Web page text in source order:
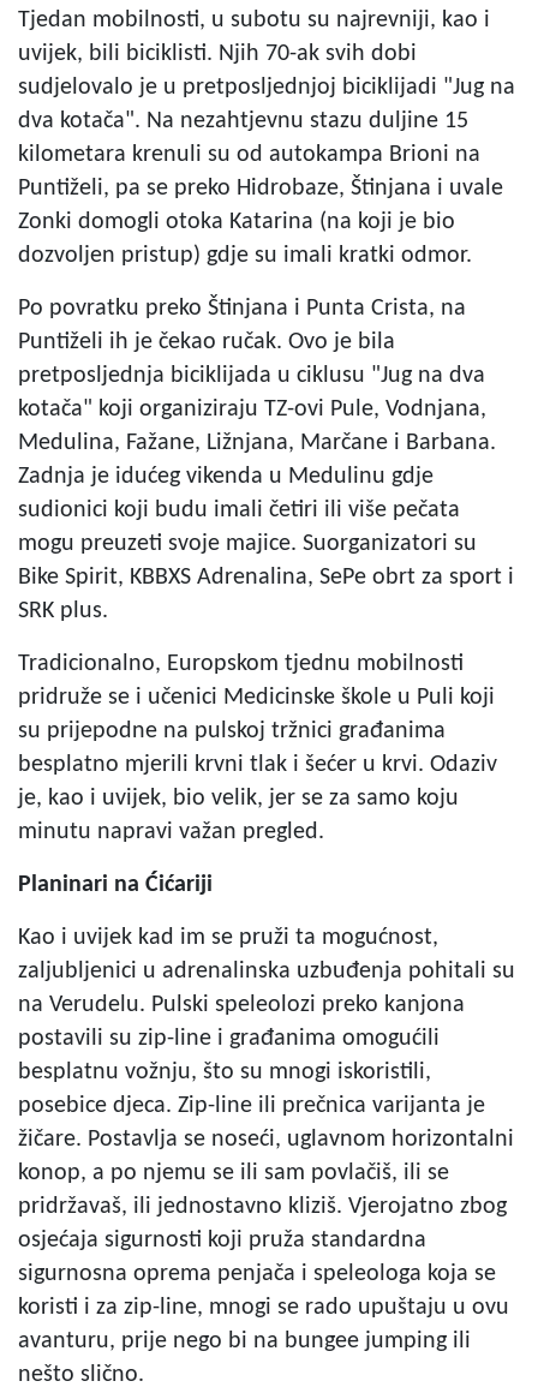
Tjedan mobilnosti, u subotu su najrevniji, kao i
uvijek, bili biciklisti. Njih 70-ak svih dobi
sudjelovalo je u pretposljednjoj biciklijadi "Jug na
dva kotača". Na nezahtjevnu stazu duljine 15
kilometara krenuli su od autokampa Brioni na
Puntiželi, pa se preko Hidrobaze, Štinjana i uvale
Zonki domogli otoka Katarina (na koji je bio
dozvoljen pristup) gdje su imali kratki odmor.
Po povratku preko Štinjana i Punta Crista, na
Puntiželi ih je čekao ručak. Ovo je bila
pretposljednja biciklijada u ciklusu "Jug na dva
kotača" koji organiziraju TZ-ovi Pule, Vodnjana,
Medulina, Fažane, Ližnjana, Marčane i Barbana.
Zadnja je idućeg vikenda u Medulinu gdje
sudionici koji budu imali četiri ili više pečata
mogu preuzeti svoje majice. Suorganizatori su
Bike Spirit, KBBXS Adrenalina, SePe obrt za sport i
SRK plus.
Tradicionalno, Europskom tjednu mobilnosti
pridruže se i učenici Medicinske škole u Puli koji
su prijepodne na pulskoj tržnici građanima
besplatno mjerili krvni tlak i šećer u krvi. Odaziv
je, kao i uvijek, bio velik, jer se za samo koju
minutu napravi važan pregled.
Planinari na Ćićariji
Kao i uvijek kad im se pruži ta mogućnost,
zaljubljenici u adrenalinska uzbuđenja pohitali su
na Verudelu. Pulski speleolozi preko kanjona
postavili su zip-line i građanima omogućili
besplatnu vožnju, što su mnogi iskoristili,
posebice djeca. Zip-line ili prečnica varijanta je
žičare. Postavlja se noseći, uglavnom horizontalni
konop, a po njemu se ili sam povlačiš, ili se
pridržavaš, ili jednostavno kliziš. Vjerojatno zbog
osjećaja sigurnosti koji pruža standardna
sigurnosna oprema penjača i speleologa koja se
koristi i za zip-line, mnogi se rado upuštaju u ovu
avanturu, prije nego bi na bungee jumping ili
nešto slično.